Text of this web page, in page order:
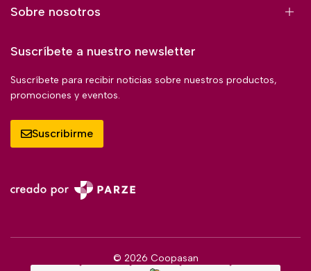
Sobre nosotros
Suscríbete a nuestro newsletter
Suscríbete para recibir noticias sobre nuestros productos,
promociones y eventos.
Suscribirme
© 2026 Coopasan